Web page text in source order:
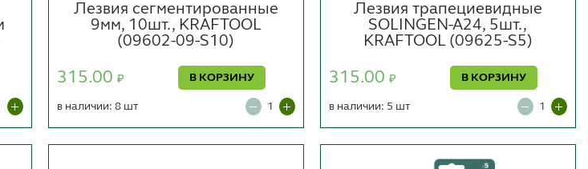
Лезвия сегментированные
9мм, 10шт., KRAFTOOL
(09602-09-S10)
315.00 ₽ В КОРЗИНУ
в наличии: 8 шт
Лезвия трапециевидные
SOLINGEN-A24, 5шт.,
KRAFTOOL (09625-S5)
315.00 ₽ В КОРЗИНУ
в наличии: 5 шт